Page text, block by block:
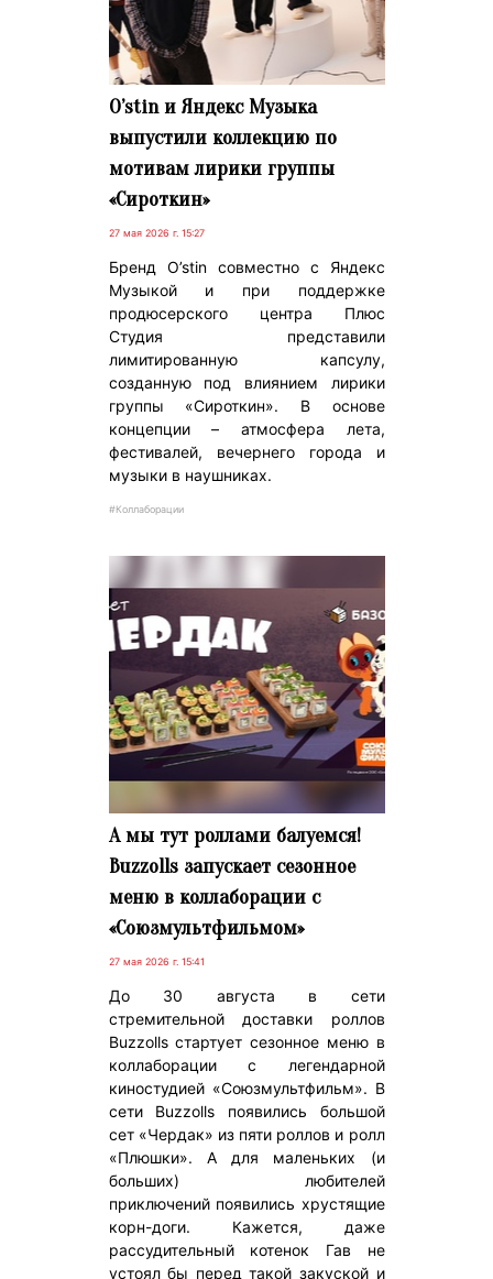
O’stin и Яндекс Музыка
выпустили коллекцию по
мотивам лирики группы
«Сироткин»
27 мая 2026 г. 15:27
Бренд O’stin совместно с Яндекс
Музыкой и при поддержке
продюсерского центра Плюс
Студия представили
лимитированную капсулу,
созданную под влиянием лирики
группы «Сироткин». В основе
концепции – атмосфера лета,
фестивалей, вечернего города и
музыки в наушниках.
#Коллаборации
А мы тут роллами балуемся!
Buzzolls запускает сезонное
меню в коллаборации с
«Союзмультфильмом»
27 мая 2026 г. 15:41
До 30 августа в сети
стремительной доставки роллов
Buzzolls стартует сезонное меню в
коллаборации с легендарной
киностудией «Союзмультфильм». В
сети Buzzolls появились большой
сет «Чердак» из пяти роллов и ролл
«Плюшки». А для маленьких (и
больших) любителей
приключений появились хрустящие
корн-доги. Кажется, даже
рассудительный котенок Гав не
устоял бы перед такой закуской и